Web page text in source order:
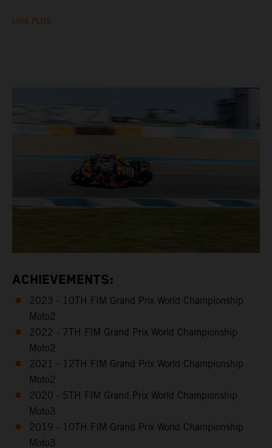
LIRE PLUS
ACHIEVEMENTS:
2023 - 10TH FIM Grand Prix World Championship
Moto2
2022 - 7TH FIM Grand Prix World Championship
Moto2
2021 - 12TH FIM Grand Prix World Championship
Moto2
2020 - 5TH FIM Grand Prix World Championship
Moto3
2019 - 10TH FIM Grand Prix World Championship
Moto3